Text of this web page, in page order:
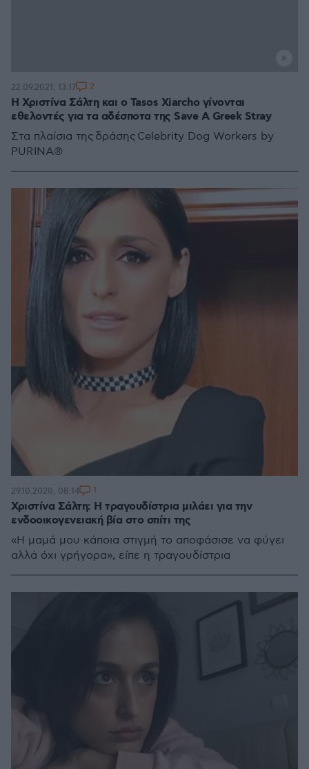
Η Χριστίνα Σάλτη και ο Tasos Xiarcho γίνονται
εθελοντές για τα αδέσποτα της Save A Greek Stray
Στα πλαίσια της δράσης Celebrity Dog Workers by
PURINA®
22.09.2021, 13:17 2
Χριστίνα Σάλτη: Η τραγουδίστρια μιλάει για την
ενδοοικογενειακή βία στο σπίτι της
«Η μαμά μου κάποια στιγμή το αποφάσισε να φύγει
αλλά όχι γρήγορα», είπε η τραγουδίστρια
29.10.2020, 08:14 1